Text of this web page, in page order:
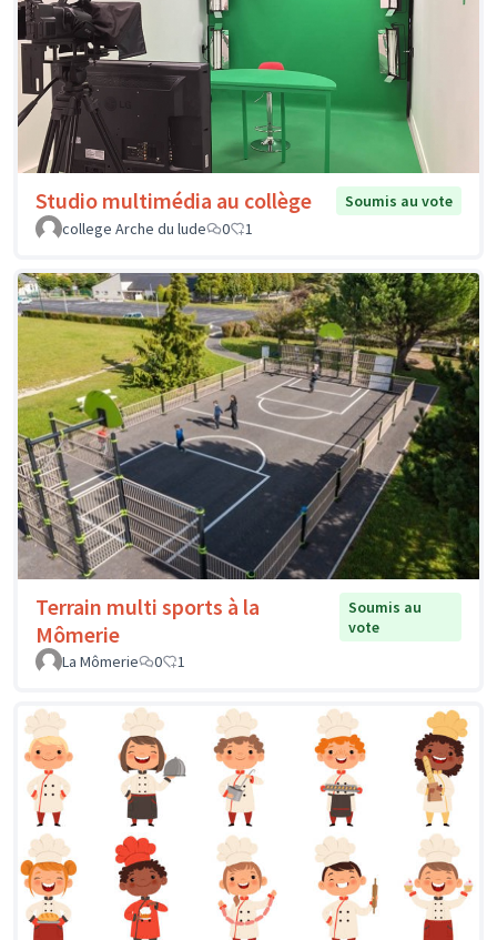
Studio multimédia au collège
Soumis au vote
college Arche du lude
0 1
Terrain multi sports à la
Mômerie
Soumis au
vote
La Mômerie
0 1